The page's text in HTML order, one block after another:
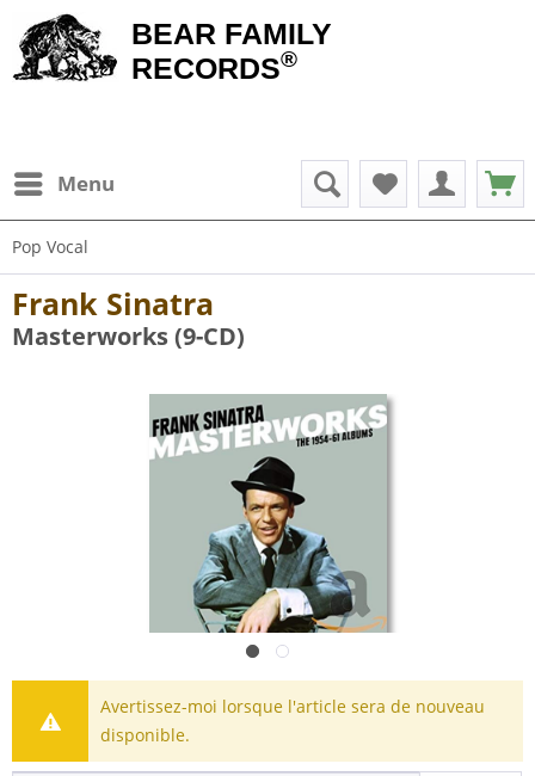
BEAR FAMILY
RECORDS®
Menu
Pop Vocal
Frank Sinatra
Masterworks (9-CD)
Avertissez-moi lorsque l'article sera de nouveau
disponible.